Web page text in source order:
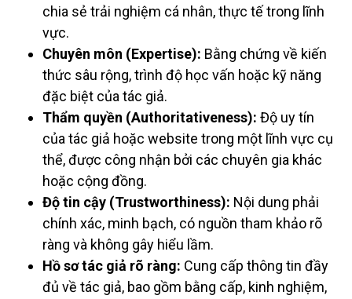
chia sẻ trải nghiệm cá nhân, thực tế trong lĩnh
vực.
Chuyên môn (Expertise): Bằng chứng về kiến
thức sâu rộng, trình độ học vấn hoặc kỹ năng
đặc biệt của tác giả.
Thẩm quyền (Authoritativeness): Độ uy tín
của tác giả hoặc website trong một lĩnh vực cụ
thể, được công nhận bởi các chuyên gia khác
hoặc cộng đồng.
Độ tin cậy (Trustworthiness): Nội dung phải
chính xác, minh bạch, có nguồn tham khảo rõ
ràng và không gây hiểu lầm.
Hồ sơ tác giả rõ ràng: Cung cấp thông tin đầy
đủ về tác giả, bao gồm bằng cấp, kinh nghiệm,